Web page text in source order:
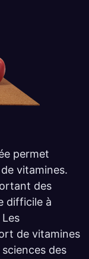
permet
vitamines.
des
difficile à
de vitamines
sciences des